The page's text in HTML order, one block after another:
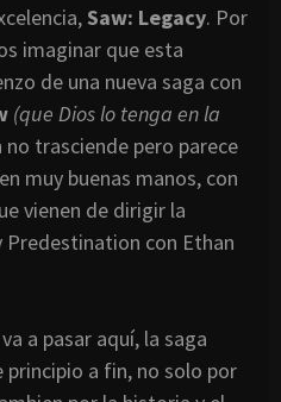
Saw: Legacy. Por
imaginar que esta
de una nueva saga con
(que Dios lo tenga en la
trasciende pero parece
muy buenas manos, con
vienen de dirigir la
Predestination con Ethan
a pasar aquí, la saga
principio a fin, no solo por